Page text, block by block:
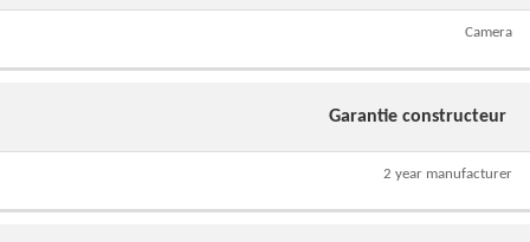
Camera
Garantie constructeur
2 year manufacturer